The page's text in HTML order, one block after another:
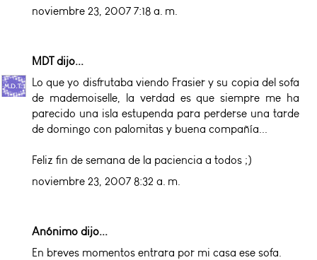
noviembre 23, 2007 7:18 a. m.
MDTdijo...
Lo que yo disfrutaba viendo Frasier y su copia del sofa
de mademoiselle, la verdad es que siempre me ha
parecido una isla estupenda para perderse una tarde
de domingo con palomitas y buena compañía...
Feliz fin de semana de la paciencia a todos ;)
noviembre 23, 2007 8:32 a. m.
Anónimo dijo...
En breves momentos entrara por mi casa ese sofa.